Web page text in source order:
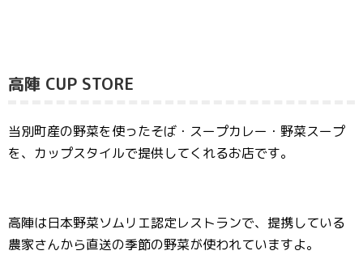
高陣 CUP STORE
当別町産の野菜を使ったそば・スープカレー・野菜スープ
を、カップスタイルで提供してくれるお店です。
高陣は日本野菜ソムリエ認定レストランで、提携している
農家さんから直送の季節の野菜が使われていますよ。